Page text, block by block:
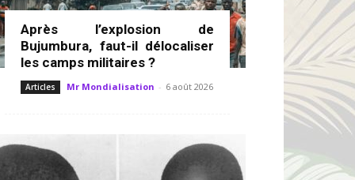
Après l’explosion de
Bujumbura, faut-il délocaliser
les camps militaires ?
Articles Mr Mondialisation - 6 août 2026